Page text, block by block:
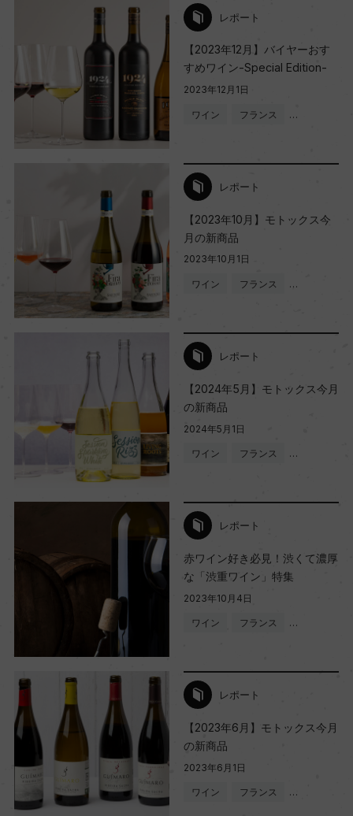
レポート
【2023年12月】バイヤーおす
すめワイン-Special Edition-
2023年12月1日
ワイン フランス …
レポート
【2023年10月】モトックス今
月の新商品
2023年10月1日
ワイン フランス …
レポート
【2024年5月】モトックス今月
の新商品
2024年5月1日
ワイン フランス …
レポート
赤ワイン好き必見！渋くて濃厚
な「渋重ワイン」特集
2023年10月4日
ワイン フランス …
レポート
【2023年6月】モトックス今月
の新商品
2023年6月1日
ワイン フランス …